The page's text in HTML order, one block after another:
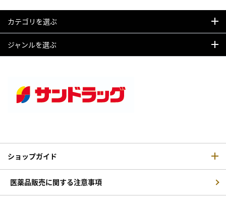
カテゴリを選ぶ
ジャンルを選ぶ
ショップガイド
医薬品販売に関する注意事項